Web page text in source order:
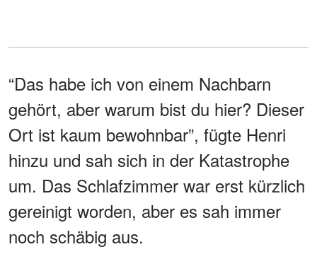
“Das habe ich von einem Nachbarn
gehört, aber warum bist du hier? Dieser
Ort ist kaum bewohnbar”, fügte Henri
hinzu und sah sich in der Katastrophe
um. Das Schlafzimmer war erst kürzlich
gereinigt worden, aber es sah immer
noch schäbig aus.